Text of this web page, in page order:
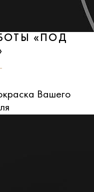
«ПОД
Вашего